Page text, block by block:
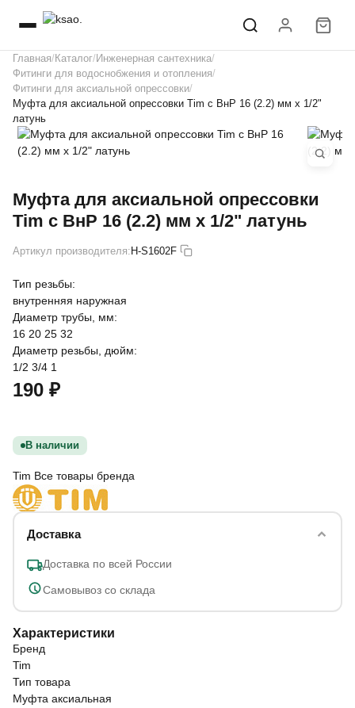
Главная Каталог Инженерная сантехника
Фитинги для водоснобжения и отопления
Фитинги для аксиальной опрессовки
Муфта для аксиальной опрессовки Tim c ВнР 16 (2.2) мм х 1/2"
латунь
Муфта для аксиальной опрессовки
Tim c ВнР 16 (2.2) мм х 1/2" латунь
Артикул производителя:H-S1602F
Тип резьбы:
внутренняя наружная
Диаметр трубы, мм:
16 20 25 32
Диаметр резьбы, дюйм:
1/2 3/4 1
190 ₽
В наличии
Tim Все товары бренда
Доставка
Доставка по всей России
Самовывоз со склада
Характеристики
Бренд
Tim
Тип товара
Муфта аксиальная